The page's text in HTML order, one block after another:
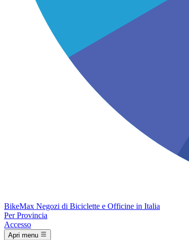
BikeMax Negozi di Biciclette e Officine in Italia
Per Provincia
Accesso
Apri menu